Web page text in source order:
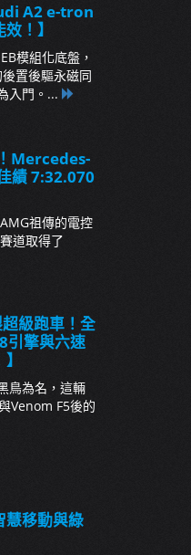
A2 e-tron
！】
模組化底盤，
置後驅永磁同
入門。...
Mercedes-
績 7:32.070
祖傳的電控
道取得了
超級跑車！全
擎與六速
鳥為名，這輛
Venom F5後的
慧移動與綠